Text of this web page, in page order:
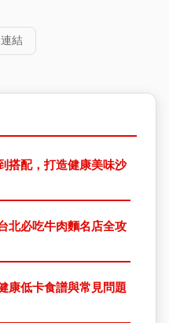
結
搭配，打造健康美味沙
北必吃牛肉麵名店全攻
康低卡食譜與常見問題